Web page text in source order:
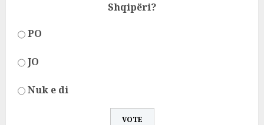
Shqipëri?
PO
JO
Nuk e di